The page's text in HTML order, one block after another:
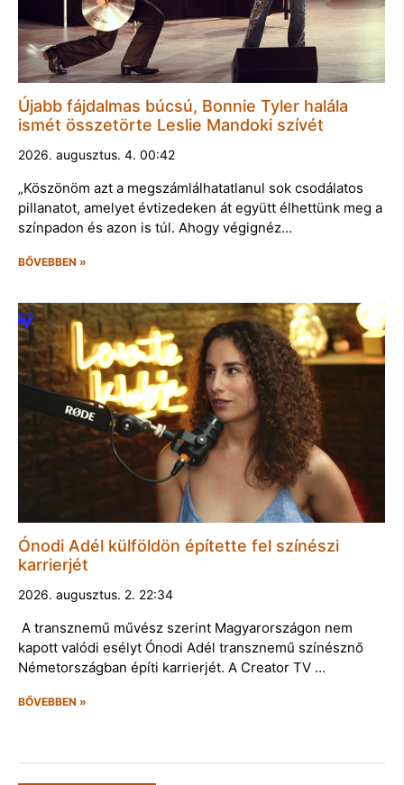
Újabb fájdalmas búcsú, Bonnie Tyler halála
ismét összetörte Leslie Mandoki szívét
2026. augusztus. 4. 00:42
„Köszönöm azt a megszámlálhatatlanul sok csodálatos
pillanatot, amelyet évtizedeken át együtt élhettünk meg a
színpadon és azon is túl. Ahogy végignéz…
BŐVEBBEN »
Ónodi Adél külföldön építette fel színészi
karrierjét
2026. augusztus. 2. 22:34
A transznemű művész szerint Magyarországon nem
kapott valódi esélyt Ónodi Adél transznemű színésznő
Németországban építi karrierjét. A Creator TV …
BŐVEBBEN »